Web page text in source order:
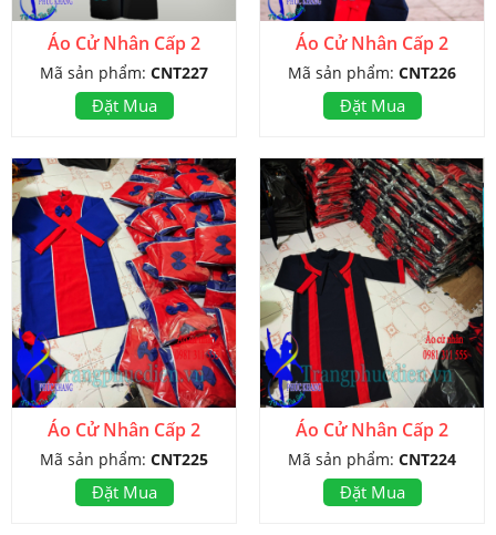
Áo Cử Nhân Cấp 2
Mã sản phẩm: CNT227
Đặt Mua
Áo Cử Nhân Cấp 2
Mã sản phẩm: CNT226
Đặt Mua
Áo Cử Nhân Cấp 2
Mã sản phẩm: CNT225
Đặt Mua
Áo Cử Nhân Cấp 2
Mã sản phẩm: CNT224
Đặt Mua